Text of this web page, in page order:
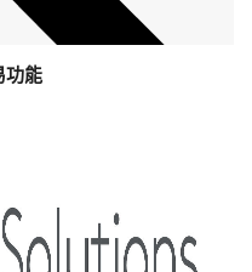
功能